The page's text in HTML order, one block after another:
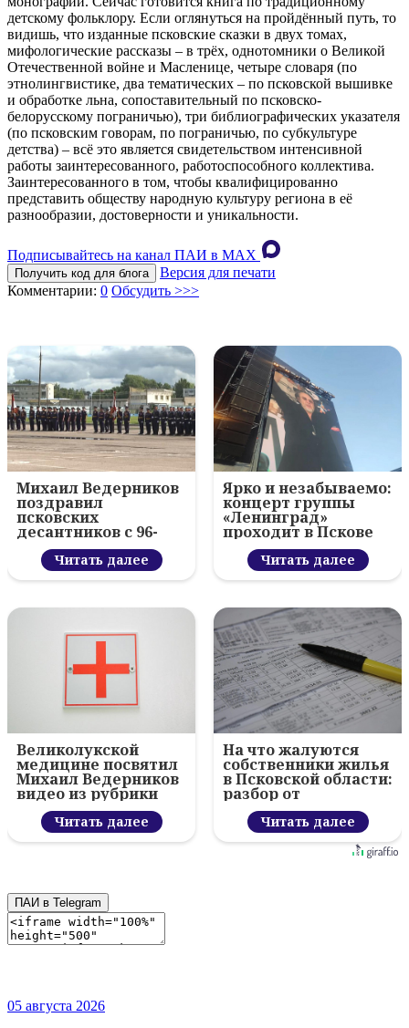
детскому фольклору. Если оглянуться на пройдённый путь, то
видишь, что изданные псковские сказки в двух томах,
мифологические рассказы – в трёх, однотомники о Великой
Отечественной войне и Масленице, четыре словаря (по
этнолингвистике, два тематических – по псковской вышивке
и обработке льна, сопоставительный по псковско-
белорусскому пограничью), три библиографических указателя
(по псковским говорам, по пограничью, по субкультуре
детства) – всё это является свидетельством интенсивной
работы заинтересованного, работоспособного коллектива.
Заинтересованного в том, чтобы квалифицированно
представить обществу народную культуру региона в её
разнообразии, достоверности и уникальности.
Подписывайтесь на канал ПАИ в MAХ
Получить код для блога
Версия для печати
Комментарии: 0 Обсудить >>>
Михаил Ведерников
поздравил
псковских
десантников с 96-
летием ВДВ и
вручил награды
Читать далее
Ярко и незабываемо:
концерт группы
«Ленинград»
проходит в Пскове
Читать далее
Великолукской
медицине посвятил
Михаил Ведерников
видео из рубрики
«Тема дня»
Читать далее
На что жалуются
собственники жилья
в Псковской области:
разбор от
минрегионконтроля
Читать далее
ПАИ в Telegram
05 августа 2026